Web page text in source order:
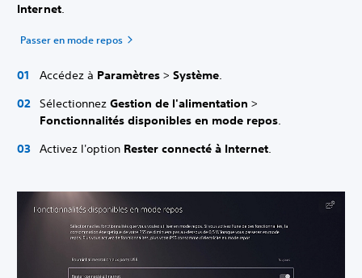
Internet.
Passer en mode repos
Accédez à Paramètres > Système.
Sélectionnez Gestion de l'alimentation >
Fonctionnalités disponibles en mode repos.
Activez l'option Rester connecté à Internet.